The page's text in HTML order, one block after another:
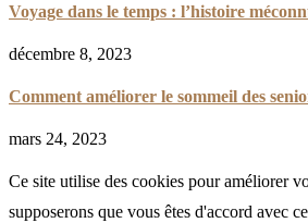
Voyage dans le temps : l’histoire
décembre 8, 2023
Comment améliorer le sommeil des
mars 24, 2023
Ce site utilise des cookies pour améliorer
supposerons que vous êtes d'accord avec